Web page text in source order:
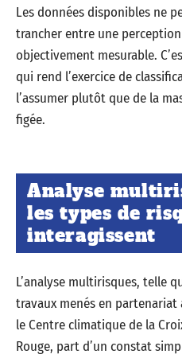
Les données disponibles ne
trancher entre une
objectivement mesurable.
qui rend l’exercice de
l’assumer plutôt que de la
figée.
Analyse
les types de
interagissent
L’analyse multirisques, telle
travaux menés en
le Centre climatique de la
Rouge, part d’un constat